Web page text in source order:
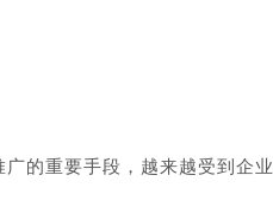
的重要手段，越来越受到企业